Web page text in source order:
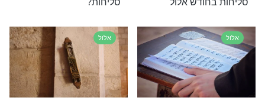
אלול